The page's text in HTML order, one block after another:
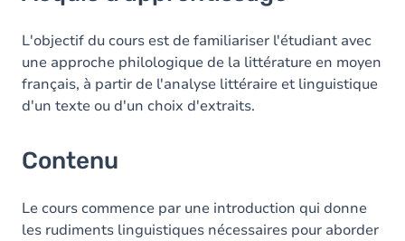
L'objectif du cours est de familiariser l'étudiant avec
une approche philologique de la littérature en moyen
français, à partir de l'analyse littéraire et linguistique
d'un texte ou d'un choix d'extraits.
Contenu
Le cours commence par une introduction qui donne
les rudiments linguistiques nécessaires pour aborder